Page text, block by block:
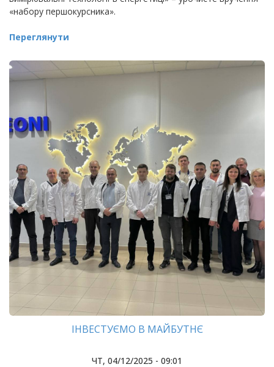
«набору першокурсника».
Переглянути
ІНВЕСТУЄМО В МАЙБУТНЄ
ЧТ, 04/12/2025 - 09:01